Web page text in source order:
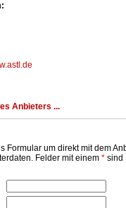
Anbieters ...
Formular um direkt mit dem
Felder mit einem *sind